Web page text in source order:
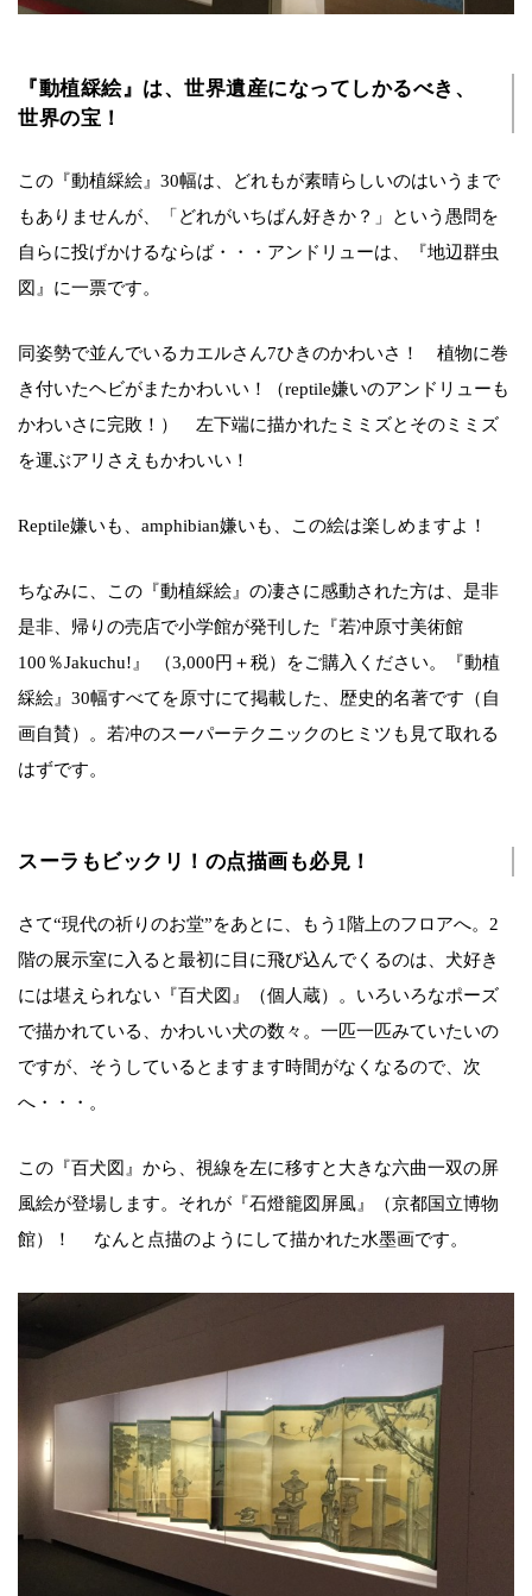
『動植綵絵』は、世界遺産になってしかるべき、
世界の宝！
この『動植綵絵』30幅は、どれもが素晴らしいのはいうまで
もありませんが、「どれがいちばん好きか？」という愚問を
自らに投げかけるならば・・・アンドリューは、『地辺群虫
図』に一票です。
同姿勢で並んでいるカエルさん7ひきのかわいさ！ 植物に巻
き付いたヘビがまたかわいい！（reptile嫌いのアンドリューも
かわいさに完敗！） 左下端に描かれたミミズとそのミミズ
を運ぶアリさえもかわいい！
Reptile嫌いも、amphibian嫌いも、この絵は楽しめますよ！
ちなみに、この『動植綵絵』の凄さに感動された方は、是非
是非、帰りの売店で小学館が発刊した『若冲原寸美術館
100％Jakuchu!』 （3,000円＋税）をご購入ください。『動植
綵絵』30幅すべてを原寸にて掲載した、歴史的名著です（自
画自賛）。若冲のスーパーテクニックのヒミツも見て取れる
はずです。
スーラもビックリ！の点描画も必見！
さて“現代の祈りのお堂”をあとに、もう1階上のフロアへ。2
階の展示室に入ると最初に目に飛び込んでくるのは、犬好き
には堪えられない『百犬図』（個人蔵）。いろいろなポーズ
で描かれている、かわいい犬の数々。一匹一匹みていたいの
ですが、そうしているとますます時間がなくなるので、次
へ・・・。
この『百犬図』から、視線を左に移すと大きな六曲一双の屏
風絵が登場します。それが『石燈籠図屏風』（京都国立博物
館）！ なんと点描のようにして描かれた水墨画です。